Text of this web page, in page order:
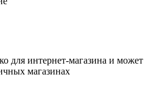
для интернет-магазина и может
магазинах